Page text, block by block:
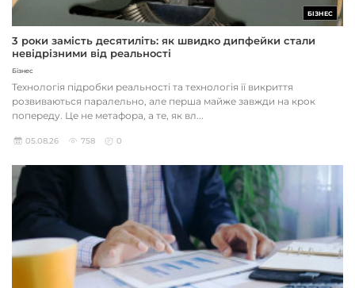
БІЗНЕС
3 роки замість десятиліть: як швидко дипфейки стали
невідрізними від реальності
Бізнес
Технологія підробки реальності та технологія її викриття
розвиваються паралельно, але перша майже завжди на крок
попереду. Це не метафора, а те, як вл...
05.08.26 758 0